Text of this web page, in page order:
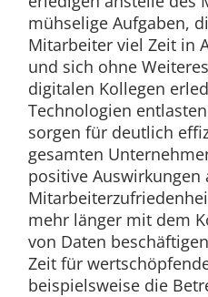
mühselige Aufgaben,
Mitarbeiter viel Zeit in
und sich ohne
digitalen Kollegen
Technologien
sorgen für deutlich
gesamten
positive Auswirkungen
mehr länger mit dem
von Daten
Zeit für
beispielsweise die